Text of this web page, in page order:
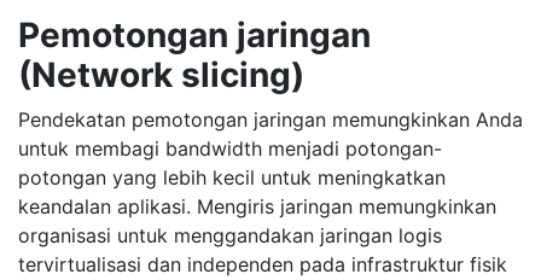
Pemotongan jaringan
(Network slicing)
Pendekatan pemotongan jaringan memungkinkan Anda
untuk membagi bandwidth menjadi potongan-
potongan yang lebih kecil untuk meningkatkan
keandalan aplikasi. Mengiris jaringan memungkinkan
organisasi untuk menggandakan jaringan logis
tervirtualisasi dan independen pada infrastruktur fisik